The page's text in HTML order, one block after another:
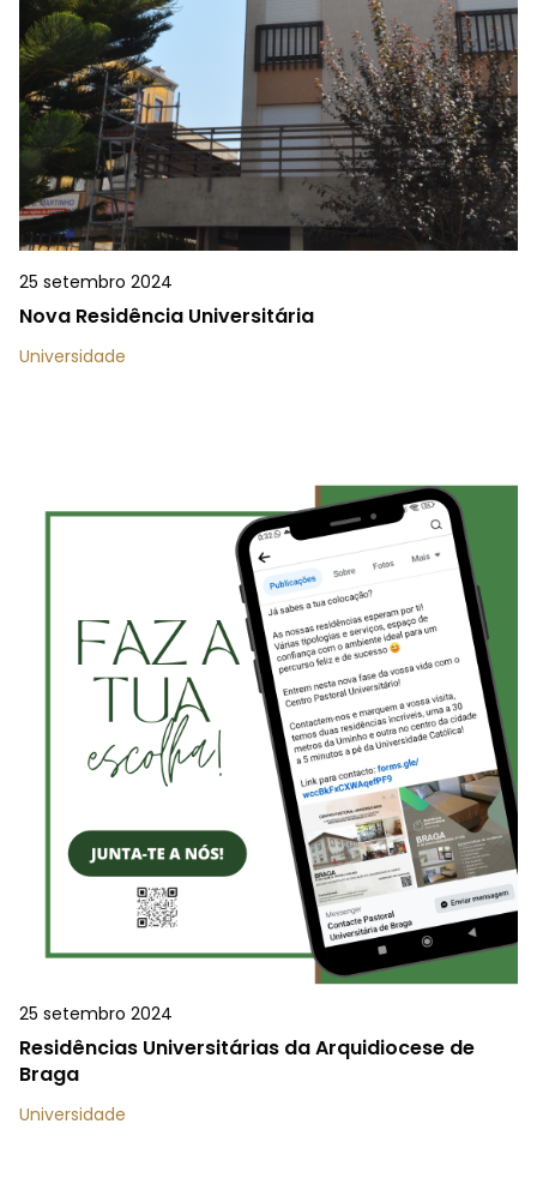
25 setembro 2024
Nova Residência Universitária
Universidade
25 setembro 2024
Residências Universitárias da Arquidiocese de
Braga
Universidade